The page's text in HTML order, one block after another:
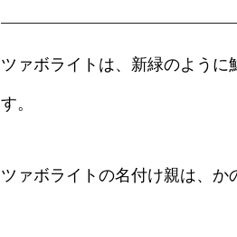
ツァボライトは、新緑のよう
す。
ツァボライトの名付け親は、か